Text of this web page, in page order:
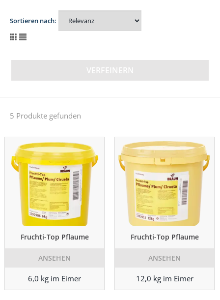
Sortieren nach:
VERFEINERN
5 Produkte gefunden
Fruchti-Top Pflaume
ANSEHEN
6,0 kg im Eimer
Fruchti-Top Pflaume
ANSEHEN
12,0 kg im Eimer